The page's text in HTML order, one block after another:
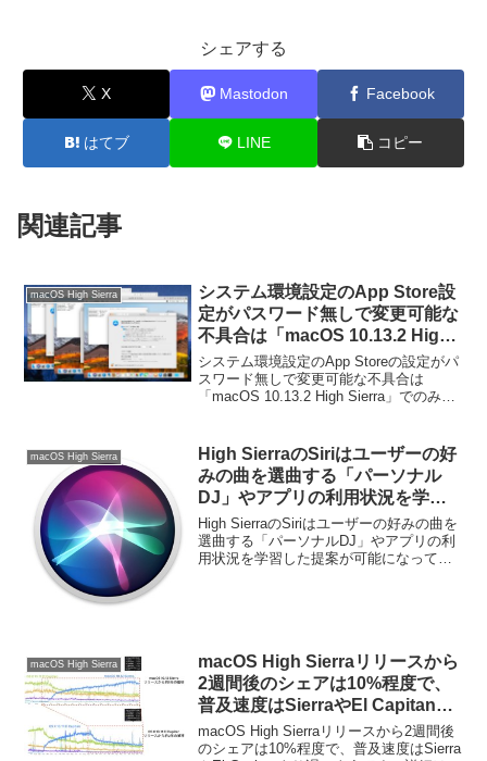
シェアする
X Mastodon Facebook
はてブ LINE コピー
関連記事
macOS High Sierra
システム環境設定のApp Store設
定がパスワード無しで変更可能な
不具合は「macOS 10.13.2 High
Sierra」でのみ再現可能。
システム環境設定のApp Storeの設定がパ
スワード無しで変更可能な不具合は
「macOS 10.13.2 High Sierra」でのみ再
macOS High Sierra
High SierraのSiriはユーザーの好
みの曲を選曲する「パーソナル
DJ」やアプリの利用状況を学習
した提案が可能に。
High SierraのSiriはユーザーの好みの曲を
選曲する「パーソナルDJ」やアプリの利
用状況を学習した提案が可能になってい
macOS High Sierra
macOS High Sierraリリースから
2週間後のシェアは10%程度で、
普及速度はSierraやEl Capitanよ
り遅い？
macOS High Sierraリリースから2週間後
のシェアは10%程度で、普及速度はSierra